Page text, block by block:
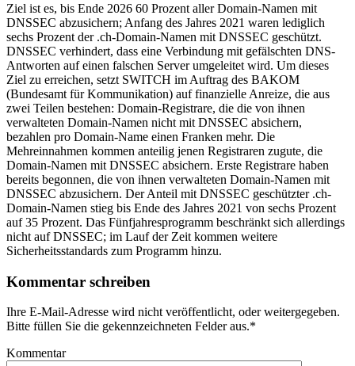
Ziel ist es, bis Ende 2026 60 Prozent aller Domain-Namen mit
DNSSEC abzusichern; Anfang des Jahres 2021 waren lediglich
sechs Prozent der .ch-Domain-Namen mit DNSSEC geschützt.
DNSSEC verhindert, dass eine Verbindung mit gefälschten DNS-
Antworten auf einen falschen Server umgeleitet wird. Um dieses
Ziel zu erreichen, setzt SWITCH im Auftrag des BAKOM
(Bundesamt für Kommunikation) auf finanzielle Anreize, die aus
zwei Teilen bestehen: Domain-Registrare, die die von ihnen
verwalteten Domain-Namen nicht mit DNSSEC absichern,
bezahlen pro Domain-Name einen Franken mehr. Die
Mehreinnahmen kommen anteilig jenen Registraren zugute, die
Domain-Namen mit DNSSEC absichern. Erste Registrare haben
bereits begonnen, die von ihnen verwalteten Domain-Namen mit
DNSSEC abzusichern. Der Anteil mit DNSSEC geschützter .ch-
Domain-Namen stieg bis Ende des Jahres 2021 von sechs Prozent
auf 35 Prozent. Das Fünfjahresprogramm beschränkt sich allerdings
nicht auf DNSSEC; im Lauf der Zeit kommen weitere
Sicherheitsstandards zum Programm hinzu.
Kommentar schreiben
Ihre E-Mail-Adresse wird nicht veröffentlicht, oder weitergegeben.
Bitte füllen Sie die gekennzeichneten Felder aus.*
Kommentar